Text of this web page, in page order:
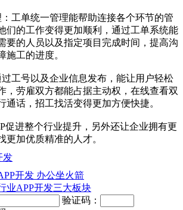
工单统一管理能帮助连接各个环节的管
们的工作变得更加顺利，通过工单系统能
要的人员以及指定项目完成时间，提高沟
施工的进度。
工号以及企业信息发布，能让用户轻松
，劳雇双方都能占据主动权，在线查看双
通话，招工找活变得更加方便快捷。
进整个行业提升，另外还让企业拥有更
更加优质精准的人才。
发
开发 办公坐火箭
业APP开发三大板块
验证码：